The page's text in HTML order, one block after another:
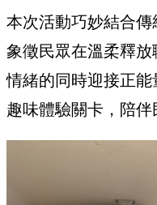
本次活動巧妙結合傳
象徵民眾在溫柔釋
情緒的同時迎接正
趣味體驗關卡，陪伴